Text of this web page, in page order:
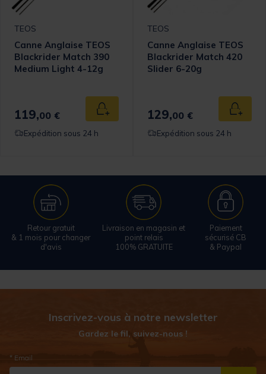
panier
TEOS
Canne Anglaise TEOS
Blackrider Match 390
Medium Light 4-12g
119,00 € Ajouter au panier
Expédition sous 24 h
TEOS
Canne Anglaise TEOS
Blackrider Match 420
Slider 6-20g
129,00 €
Expédition sous 24 h
Retour gratuit
& 1 mois pour changer
d'avis
Livraison en magasin et
point relais
100% GRATUITE
Paiement
sécurisé CB
& Paypal
Inscrivez-vous à notre newsletter
Gardez le fil, suivez-nous !
* Email